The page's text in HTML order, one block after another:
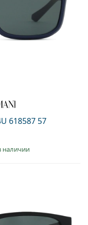
618587 57
наличии